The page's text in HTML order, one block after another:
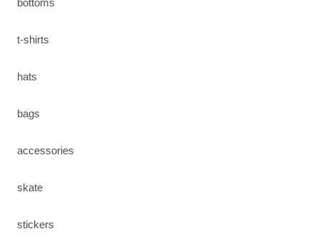
t-shirts
hats
bags
accessories
skate
stickers